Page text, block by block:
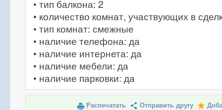
• тип балкона: 2
• количество комнат, участвующих в
• тип комнат: смежные
• наличие телефона: да
• наличие интернета: да
• наличие мебели: да
• наличие парковки: да
Распечатать Отправить другу